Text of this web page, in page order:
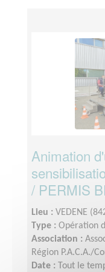
Animation
/ PERMIS
Lieu : VEDENE
Type : Opération
Association :
Région P.A.C.A./
Date :
Tout le